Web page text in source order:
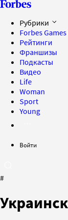
Рубрики
Forbes Games
Рейтинги
Франшизы
Подкасты
Видео
Life
Woman
Sport
Young
Войти
#